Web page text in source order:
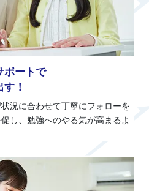
ポートで
！
況に合わせて丁寧にフォローを
し、勉強へのやる気が高まるよ